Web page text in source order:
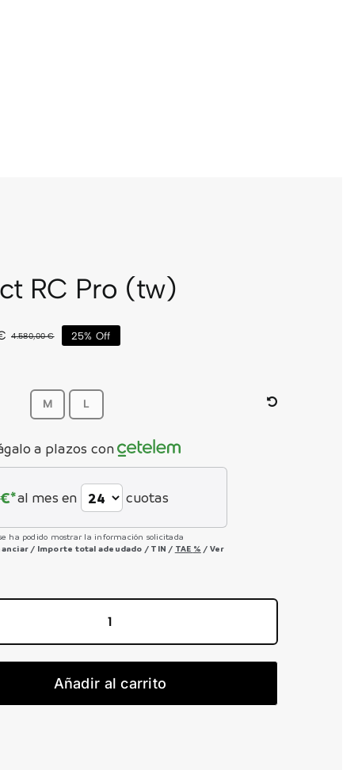
RC Pro (tw)
4.580,00€El
4.580,00 €.
El
3.435,00 €.
25% Off
M L
a plazos con
€*al mes en cuotas
ha podido mostrar la información solicitada
/ Importe total adeudado / TIN / TAE % / Ver
Pro
Añadir al carrito